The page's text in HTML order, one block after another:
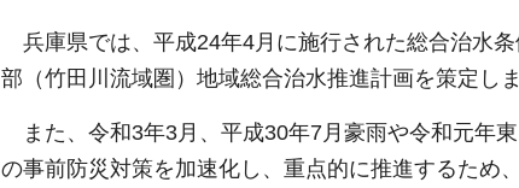
兵庫県では、平成24年4月に施行された総合治水
部（竹田川流域圏）地域総合治水推進計画を策定しま
また、令和3年3月、平成30年7月豪雨や令和元年
の事前防災対策を加速化し、重点的に推進するため